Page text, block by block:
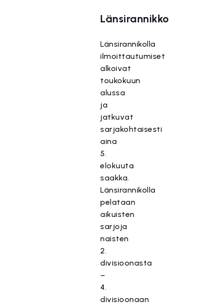
Länsirannikko
Länsirannikolla
ilmoittautumiset
alkoivat
toukokuun
alussa
ja
jatkuvat
sarjakohtaisesti
aina
5.
elokuuta
saakka.
Länsirannikolla
pelataan
aikuisten
sarjoja
naisten
2.
divisioonasta
–
4.
divisioonaan